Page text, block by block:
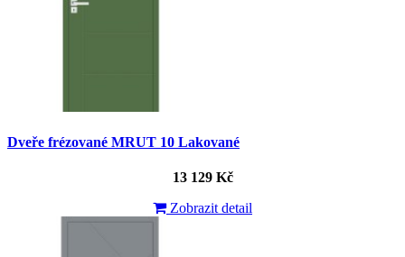
Dveře frézované MRUT 10 Lakované
13 129 Kč
Zobrazit detail